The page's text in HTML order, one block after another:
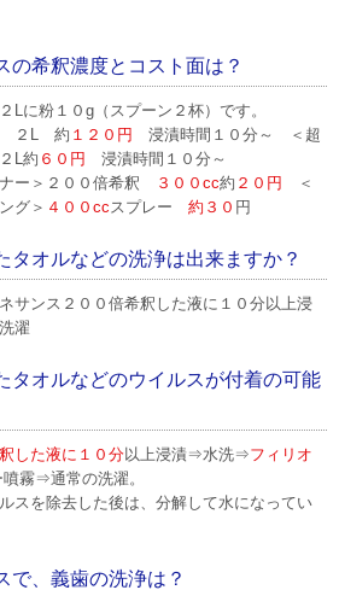
希釈濃度とコスト面は？
に粉１０g（スプーン２杯）です。
２L 約 １２０円 浸漬時間１０分～ ＜超
L約 ６０円 浸漬時間１０分～
ー＞２００倍希釈
３００cc約 ２０円 ＜
グ＞ ４００cc スプレー 約３０ 円
オルなどの洗浄は出来ますか？
サンス２００倍希釈した液に１０分以上浸
濯
オルなどのウイルスが付着の可能
した液に１０分以上浸漬⇒水洗⇒フィリオ
霧⇒通常の洗濯。
スを除去した後は、分解して水になってい
、義歯の洗浄は？